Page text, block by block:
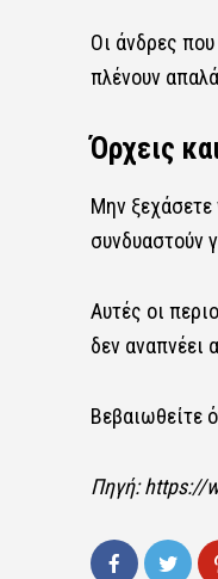
Οι άνδρες
πλένουν
Όρχεις
Μην ξεχάσετε
συνδυαστούν
Αυτές οι
δεν αναπνέει
Βεβαιωθείτε
Πηγή:https://